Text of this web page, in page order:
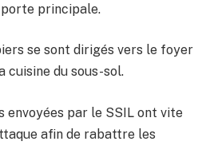
porte principale.
se sont dirigés vers le foyer
cuisine du sous-sol.
envoyées par le SSIL ont vite
afin de rabattre les